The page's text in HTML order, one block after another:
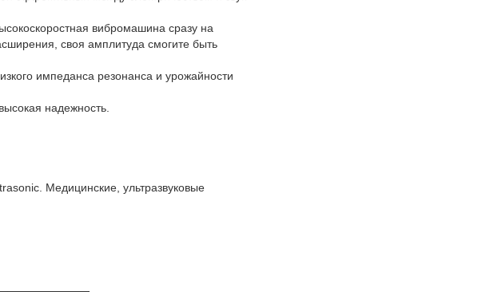
вибромашина сразу на
своя амплитуда смогите быть
импеданса резонанса и урожайности
надежность.
Медицинские, ультразвуковые